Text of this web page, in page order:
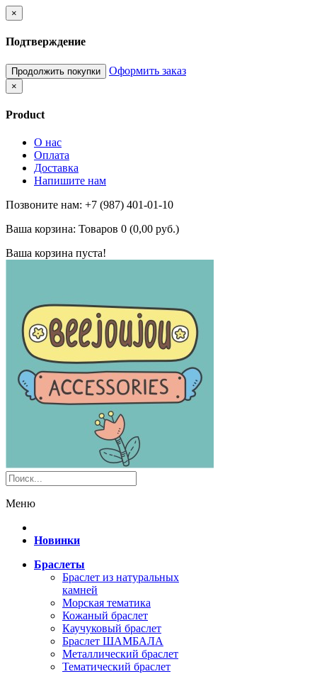
×
Подтверждение
Продолжить покупки Оформить заказ
×
Product
О нас
Оплата
Доставка
Напишите нам
Позвоните нам: +7 (987) 401-01-10
Ваша корзина: Товаров 0 (0,00 руб.)
Ваша корзина пуста!
Меню
Новинки
Браслеты
Браслет из натуральных
камней
Морская тематика
Кожаный браслет
Каучуковый браслет
Браслет ШАМБАЛА
Металлический браслет
Тематический браслет